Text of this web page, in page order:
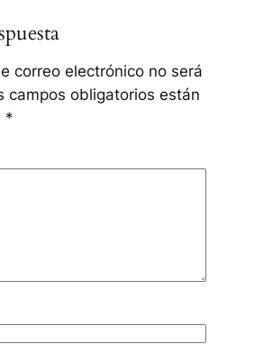
correo electrónico no será
campos obligatorios están
*